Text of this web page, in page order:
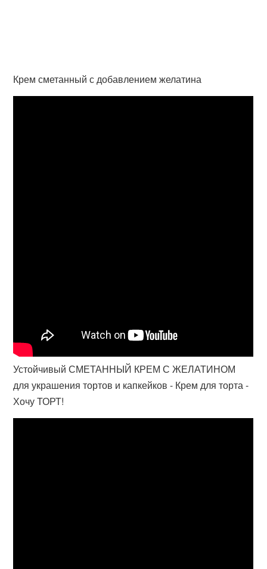
Крем сметанный с добавлением желатина
Устойчивый СМЕТАННЫЙ КРЕМ С ЖЕЛАТИНОМ
для украшения тортов и капкейков - Крем для торта -
Хочу ТОРТ!